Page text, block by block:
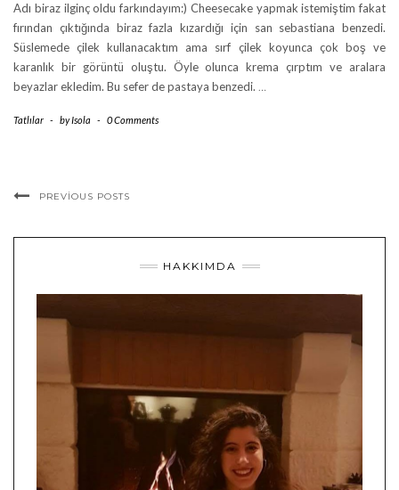
Adı biraz ilginç oldu farkındayım:) Cheesecake yapmak istemiştim fakat
fırından çıktığında biraz fazla kızardığı için san sebastiana benzedi.
Süslemede çilek kullanacaktım ama sırf çilek koyunca çok boş ve
karanlık bir görüntü oluştu. Öyle olunca krema çırptım ve aralara
beyazlar ekledim. Bu sefer de pastaya benzedi. …
Tatlılar - byIsola - 0 Comments
PREVIOUS POSTS
HAKKIMDA